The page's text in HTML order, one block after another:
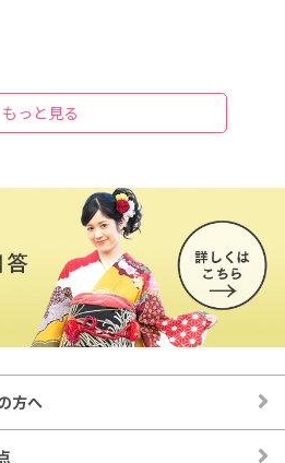
ーブ
撫子色
パールピン_8ミリ
パールピン_8ミリ
パールピン_8ミリ
もっと見る
方へ